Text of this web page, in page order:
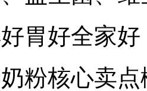
胃好全家好
粉核心卖点